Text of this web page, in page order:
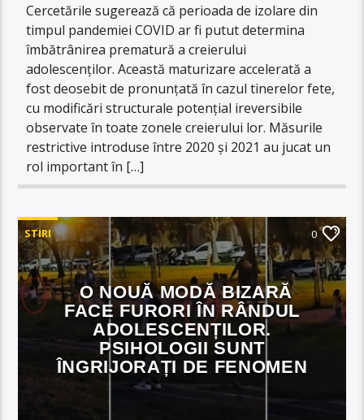
Cercetările sugerează că perioada de izolare din
timpul pandemiei COVID ar fi putut determina
îmbătrânirea prematură a creierului
adolescenților. Această maturizare accelerată a
fost deosebit de pronunțată în cazul tinerelor fete,
cu modificări structurale potențial ireversibile
observate în toate zonele creierului lor. Măsurile
restrictive introduse între 2020 și 2021 au jucat un
rol important în […]
STIRI 0
O NOUĂ MODĂ BIZARĂ
FACE FURORI ÎN RÂNDUL
ADOLESCENȚILOR.
PSIHOLOGII SUNT
ÎNGRIJORAȚI DE FENOMEN